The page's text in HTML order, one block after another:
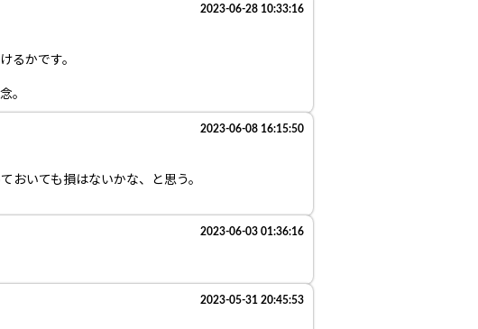
2023-06-28 10:33:16
るかです。
。
2023-06-08 16:15:50
おいても損はないかな、と思う。
2023-06-03 01:36:16
2023-05-31 20:45:53